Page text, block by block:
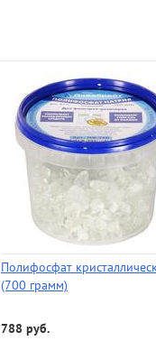
Полифосфат
(700 грамм)
788 руб.